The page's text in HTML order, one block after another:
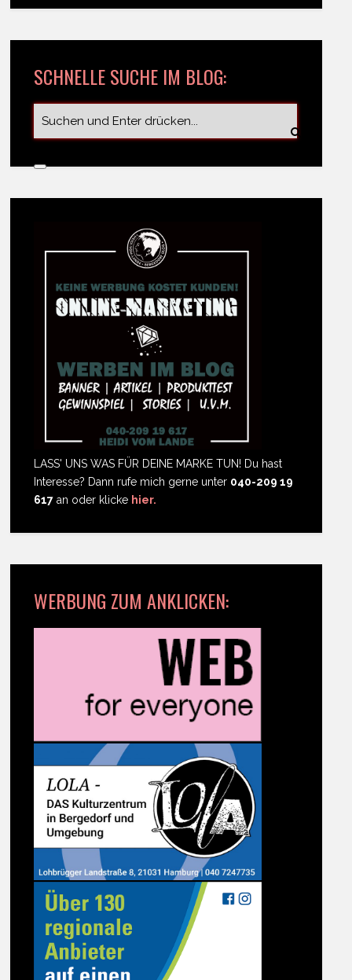
SCHNELLE SUCHE IM BLOG:
LASS' UNS WAS FÜR DEINE MARKE TUN! Du hast
Interesse? Dann rufe mich gerne unter 040-209 19
617 an oder klicke hier.
WERBUNG ZUM ANKLICKEN: